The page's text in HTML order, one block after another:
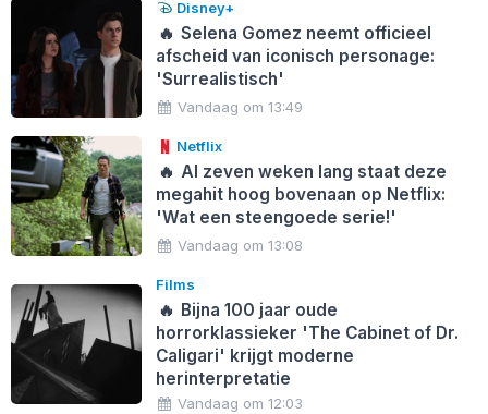
Disney+
🔥 Selena Gomez neemt officieel
afscheid van iconisch personage:
'Surrealistisch'
Vandaag om 13:49
Netflix
🔥 Al zeven weken lang staat deze
megahit hoog bovenaan op Netflix:
'Wat een steengoede serie!'
Vandaag om 13:08
Films
🔥 Bijna 100 jaar oude
horrorklassieker 'The Cabinet of Dr.
Caligari' krijgt moderne
herinterpretatie
Vandaag om 12:03